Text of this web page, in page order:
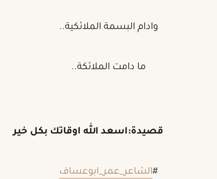
وادام البسمة الملائكية..
ما دامت الملائكة..
قصيدة:اسعد الله اوقاتك بكل خير
#الشاعر_عمر_ابوعساف